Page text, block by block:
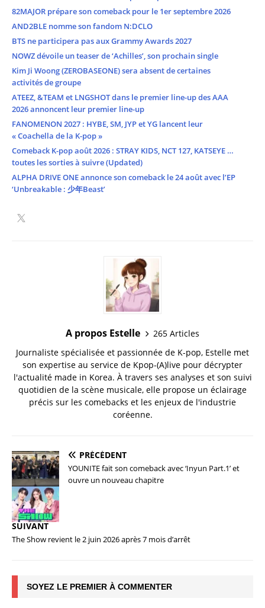
82MAJOR prépare son comeback pour le 1er septembre 2026
AND2BLE nomme son fandom N:DCLO
BTS ne participera pas aux Grammy Awards 2027
NOWZ dévoile un teaser de ‘Achilles’, son prochain single
Kim Ji Woong (ZEROBASEONE) sera absent de certaines
activités de groupe
ATEEZ, &TEAM et LNGSHOT dans le premier line-up des AAA
2026 annoncent leur premier line-up
FANOMENON 2027 : HYBE, SM, JYP et YG lancent leur
« Coachella de la K-pop »
Comeback K-pop août 2026 : STRAY KIDS, NCT 127, KATSEYE …
toutes les sorties à suivre (Updated)
ALPHA DRIVE ONE annonce son comeback le 24 août avec l’EP
‘Unbreakable : 少年Beast’
A propos Estelle
265 Articles
Journaliste spécialisée et passionnée de K-pop, Estelle met
son expertise au service de Kpop-(A)live pour décrypter
l'actualité made in Korea. À travers ses analyses et son suivi
quotidien de la scène musicale, elle propose un éclairage
précis sur les comebacks et les enjeux de l'industrie
coréenne.
PRÉCÉDENT
YOUNITE fait son comeback avec ‘Inyun Part.1’ et
ouvre un nouveau chapitre
SUIVANT
The Show revient le 2 juin 2026 après 7 mois d’arrêt
SOYEZ LE PREMIER À COMMENTER